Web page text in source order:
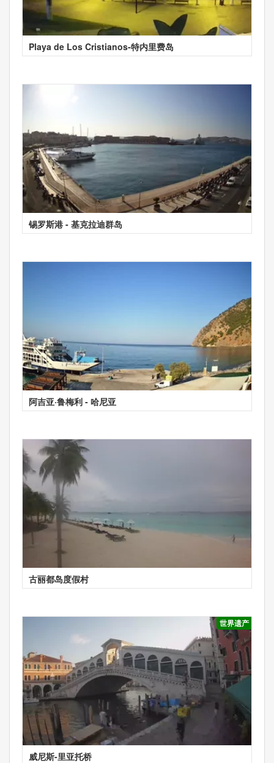
Playa de Los Cristianos-特内里费岛
锡罗斯港 - 基克拉迪群岛
阿吉亚·鲁梅利 - 哈尼亚
古丽都岛度假村
世界遗产
威尼斯-里亚托桥